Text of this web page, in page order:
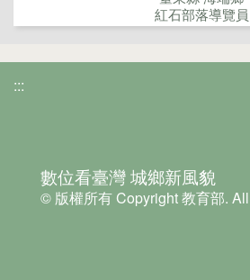
紅石部落導覽員
:::
數位看臺灣 城鄉新風貌
© 版權所有 Copyright 教育部.